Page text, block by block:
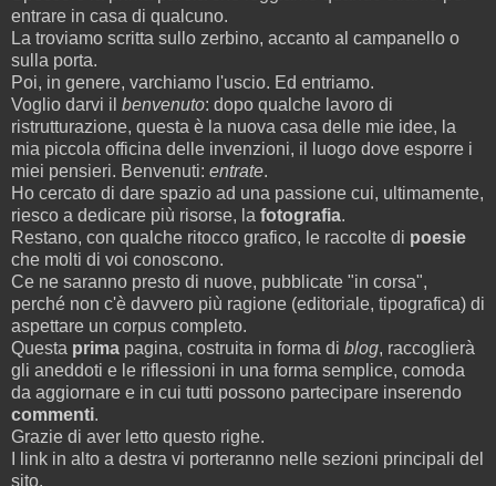
entrare in casa di qualcuno.
La troviamo scritta sullo zerbino, accanto al campanello o
sulla porta.
Poi, in genere, varchiamo l'uscio. Ed entriamo.
Voglio darvi il benvenuto: dopo qualche lavoro di
ristrutturazione, questa è la nuova casa delle mie idee, la
mia piccola officina delle invenzioni, il luogo dove esporre i
miei pensieri. Benvenuti: entrate.
Ho cercato di dare spazio ad una passione cui, ultimamente,
riesco a dedicare più risorse, la fotografia.
Restano, con qualche ritocco grafico, le raccolte di poesie
che molti di voi conoscono.
Ce ne saranno presto di nuove, pubblicate "in corsa",
perché non c'è davvero più ragione (editoriale, tipografica) di
aspettare un corpus completo.
Questa prima pagina, costruita in forma di blog, raccoglierà
gli aneddoti e le riflessioni in una forma semplice, comoda
da aggiornare e in cui tutti possono partecipare inserendo
commenti.
Grazie di aver letto questo righe.
I link in alto a destra vi porteranno nelle sezioni principali del
sito.